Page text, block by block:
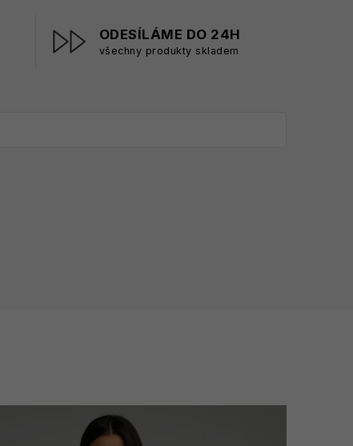
ODESÍLÁME DO 24H
všechny produkty skladem